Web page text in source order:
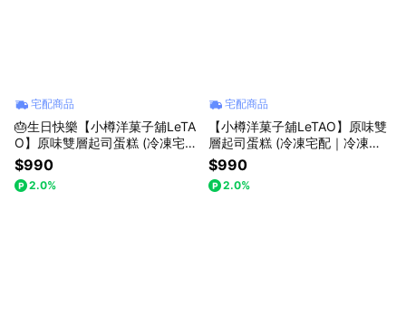
宅配商品
🎂生日快樂【小樽洋菓子舖LeTA
O】原味雙層起司蛋糕 (冷凍宅配
｜冷凍保存｜附無造蠟燭乙支)
$990
2.0%
宅配商品
【小樽洋菓子舖LeTAO】原味雙
層起司蛋糕 (冷凍宅配｜冷凍保
存)
$990
2.0%